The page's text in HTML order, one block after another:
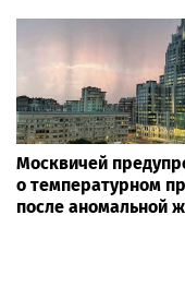
Москвичей
о температурном
после аномальной